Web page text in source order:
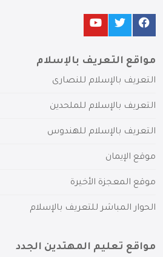
مواقع التعريف بالإسلام
التعريف بالإسلام للنصارى
التعريف بالإسلام للملحدين
التعريف بالإسلام للهندوس
موقع الإيمان
موقع المعجزة الأخيرة
الحوار المباشر للتعريف بالإسلام
مواقع تعليم المهتدين الجدد